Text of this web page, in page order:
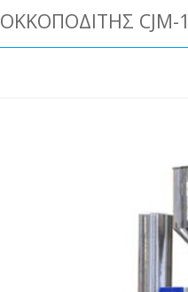
CJM-